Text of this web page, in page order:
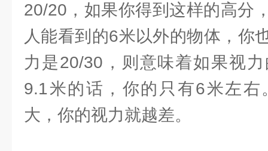
20/20，如果你得到这样的高分
人能看到的6米以外的物体，你
力是20/30，则意味着如果视
9.1米的话，你的只有6米左右
大，你的视力就越差。